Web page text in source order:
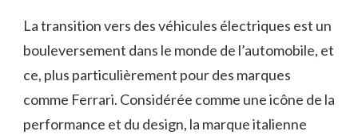
La transition vers des véhicules électriques est un
bouleversement dans le monde de l’automobile, et
ce, plus particulièrement pour des marques
comme Ferrari. Considérée comme une icône de la
performance et du design, la marque italienne